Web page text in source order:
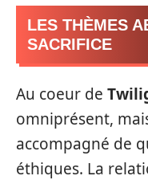
LES THÈMES
SACRIFICE
Au coeur de
omniprésent,
accompagné de
éthiques. La